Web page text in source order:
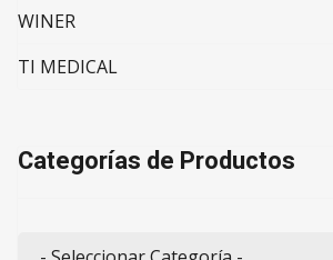
WINER
TI MEDICAL
Categorías de Productos